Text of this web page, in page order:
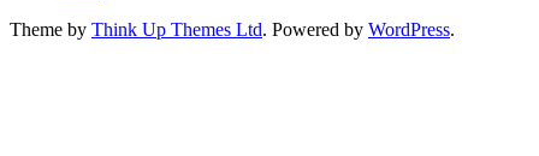
Theme by Think Up Themes Ltd. Powered by WordPress.